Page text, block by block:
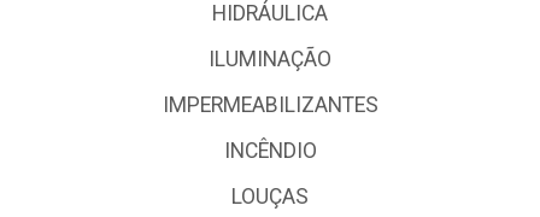
HIDRÁULICA
ILUMINAÇÃO
IMPERMEABILIZANTES
INCÊNDIO
LOUÇAS